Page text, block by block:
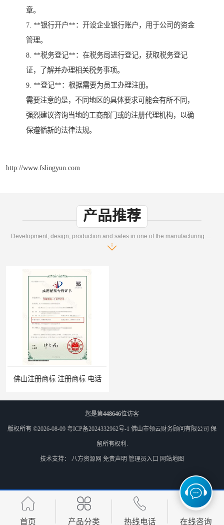
章。
7. **银行开户**：开设企业银行账户，用于公司的资金
管理。
8. **税务登记**：在税务局进行登记，获取税务登记
证，了解并办理相关税务事项。
9. **登记**：根据需要为员工办理注册。
需要注意的是，不同地区的具体要求可能会有所不同，
强烈建议咨询当地的工商部门或的注册代理机构，以确
保遵循新的法律法规。
http://www.fslingyun.com
产品推荐
Development, design, production and sales in one of the manufacturing enterprises
佛山注册商标 注册商标 电话
您是第448646位访客
版权所有 ©2026-08-09 粤ICP备2024332962号-1 佛山市领云财务顾问有限公司 保
留所有权利.
技术支持： 八方资源网 免责声明 管理员入口 网站地图
首页 产品分类 热线电话 在线咨询